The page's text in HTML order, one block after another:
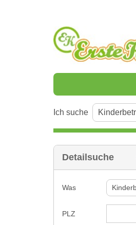
Ich suche
Detailsuche
Was
PLZ